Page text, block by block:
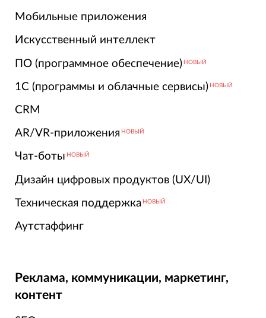
Мобильные приложения
Искусственный интеллект
ПО (программное обеспечение) НОВЫЙ
1С (программы и облачные сервисы) НОВЫЙ
CRM
AR/VR-приложения НОВЫЙ
Чат-боты НОВЫЙ
Дизайн цифровых продуктов (UX/UI)
Техническая поддержка НОВЫЙ
Аутстаффинг
Реклама, коммуникации, маркетинг,
контент